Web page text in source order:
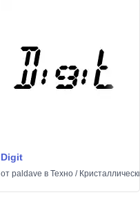
Digit
от paldave в Техно /